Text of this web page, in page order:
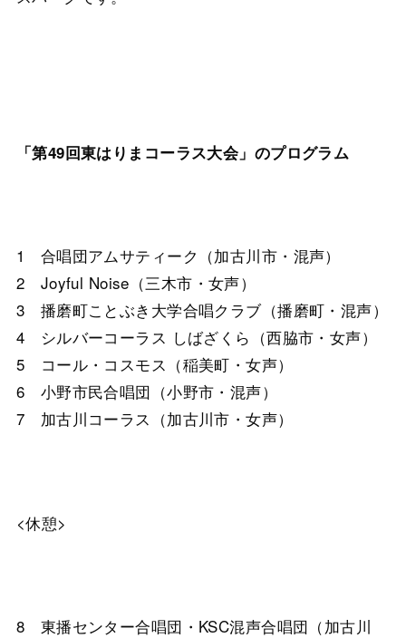
「第49回東はりまコーラス大会」のプログラム
1 合唱団アムサティーク（加古川市・混声）
2 Joyful Noise（三木市・女声）
3 播磨町ことぶき大学合唱クラブ（播磨町・混声）
4 シルバーコーラス しばざくら（西脇市・女声）
5 コール・コスモス（稲美町・女声）
6 小野市民合唱団（小野市・混声）
7 加古川コーラス（加古川市・女声）
<休憩>
8 東播センター合唱団・KSC混声合唱団（加古川